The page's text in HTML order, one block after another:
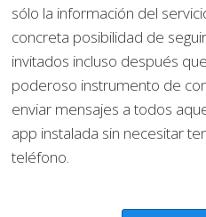
sólo la información del
concreta posibilidad de
invitados incluso después
poderoso instrumento de
enviar mensajes a todos
app instalada sin necesitar
teléfono.